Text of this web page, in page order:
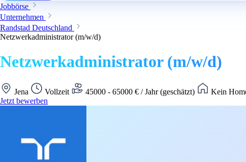
Jobbörse
Unternehmen
Randstad Deutschland
Netzwerkadministrator (m/w/d)
Netzwerkadministrator (m/w/d)
Jena Vollzeit 45000 - 65000 € / Jahr (geschätzt)
Kein
Jetzt bewerben